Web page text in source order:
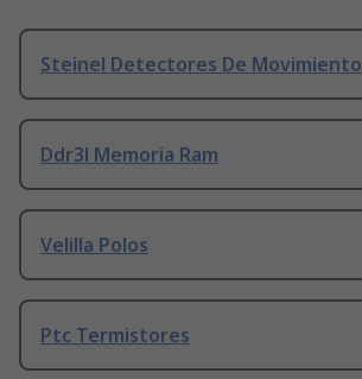
Steinel Detectores De Movimiento
Ddr3l Memoria Ram
Velilla Polos
Ptc Termistores